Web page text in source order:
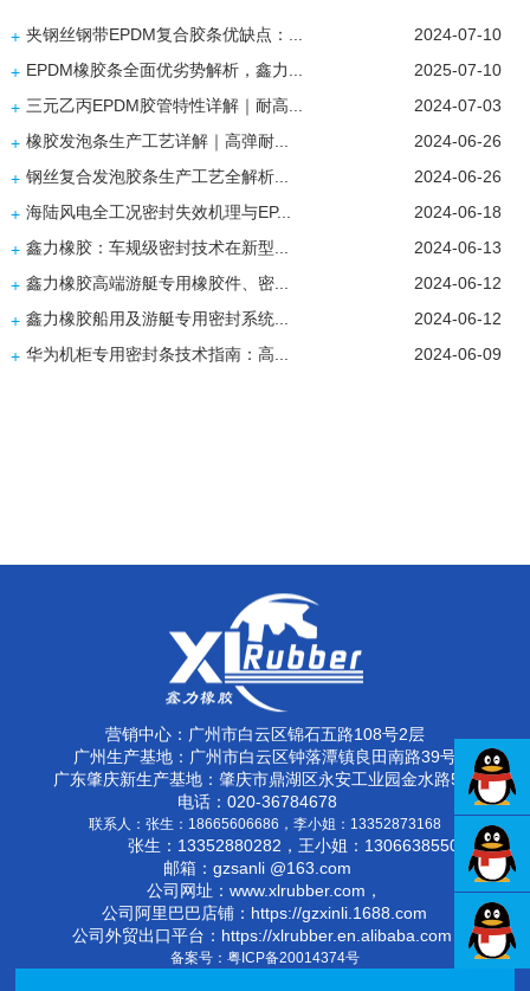
+ 夹钢丝钢带EPDM复合胶条优缺点：...
2024-07-10
+ EPDM橡胶条全面优劣势解析，鑫力...
2025-07-10
+ 三元乙丙EPDM胶管特性详解｜耐高...
2024-07-03
+ 橡胶发泡条生产工艺详解｜高弹耐...
2024-06-26
+ 钢丝复合发泡胶条生产工艺全解析...
2024-06-26
+ 海陆风电全工况密封失效机理与EP...
2024-06-18
+ 鑫力橡胶：车规级密封技术在新型...
2024-06-13
+ 鑫力橡胶高端游艇专用橡胶件、密...
2024-06-12
+ 鑫力橡胶船用及游艇专用密封系统...
2024-06-12
+ 华为机柜专用密封条技术指南：高... 2024-06-09
营销中心：广州市白云区锦石五路108号2层
广州生产基地：广州市白云区钟落潭镇良田南路39号
广东肇庆新生产基地：肇庆市鼎湖区永安工业园金水路5号
电话：020-36784678
联系人： 张生：18665606686，李小姐：13352873168
张生：13352880282，王小姐：13066385503
邮箱：gzsanli @163.com
公司网址：www.xlrubber.com，
公司阿里巴巴店铺：https://gzxinli.1688.com
公司外贸出口平台：https://xlrubber.en.alibaba.com
备案号： 粤ICP备20014374号